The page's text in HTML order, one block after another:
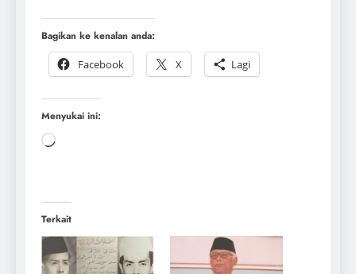
Bagikan ke kenalan anda:
Facebook
X Lagi
Menyukai ini:
Terkait